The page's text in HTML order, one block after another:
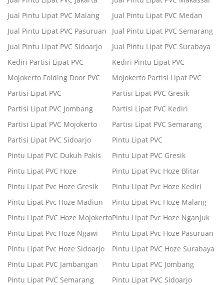
Jual Pintu Lipat PVC Malang
Jual Pintu Lipat PVC Medan
Jual Pintu Lipat PVC Pasuruan
Jual Pintu Lipat PVC Semarang
Jual Pintu Lipat PVC Sidoarjo
Jual Pintu Lipat PVC Surabaya
Kediri Partisi Lipat PVC
Kediri Pintu Lipat PVC
Mojokerto Folding Door PVC
Mojokerto Partisi Lipat PVC
Partisi Lipat PVC
Partisi Lipat PVC Gresik
Partisi Lipat PVC Jombang
Partisi Lipat PVC Kediri
Partisi Lipat PVC Mojokerto
Partisi Lipat PVC Semarang
Partisi Lipat PVC Sidoarjo
Pintu Lipat PVC
Pintu Lipat PVC Dukuh Pakis
Pintu Lipat PVC Gresik
Pintu Lipat PVC Hoze
Pintu Lipat Pvc Hoze Blitar
Pintu Lipat Pvc Hoze Gresik
Pintu Lipat Pvc Hoze Kediri
Pintu Lipat Pvc Hoze Madiun
Pintu Lipat Pvc Hoze Malang
Pintu Lipat PVC Hoze MojokertoPintu Lipat Pvc Hoze Nganjuk
Pintu Lipat Pvc Hoze Ngawi
Pintu Lipat Pvc Hoze Pasuruan
Pintu Lipat Pvc Hoze Sidoarjo
Pintu Lipat PVC Hoze Surabaya
Pintu Lipat PVC Jambangan
Pintu Lipat PVC Jombang
Pintu Lipat PVC Semarang
Pintu Lipat PVC Sidoarjo